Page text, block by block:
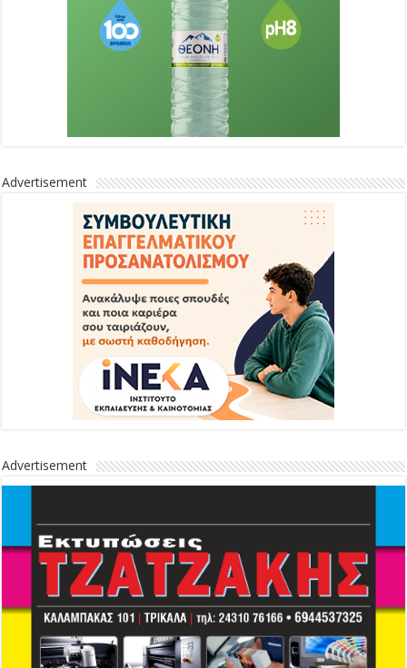
Advertisement
Advertisement